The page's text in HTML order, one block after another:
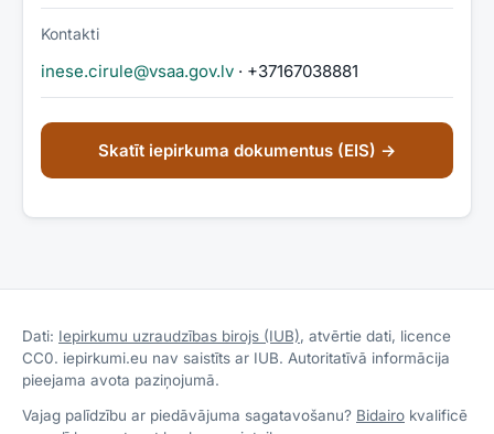
Kontakti
inese.cirule@vsaa.gov.lv · +37167038881
Skatīt iepirkuma dokumentus (EIS) →
Dati: Iepirkumu uzraudzības birojs (IUB), atvērtie dati, licence
CC0. iepirkumi.eu nav saistīts ar IUB. Autoritatīvā informācija
pieejama avota paziņojumā.
Vajag palīdzību ar piedāvājuma sagatavošanu? Bidairo kvalificē